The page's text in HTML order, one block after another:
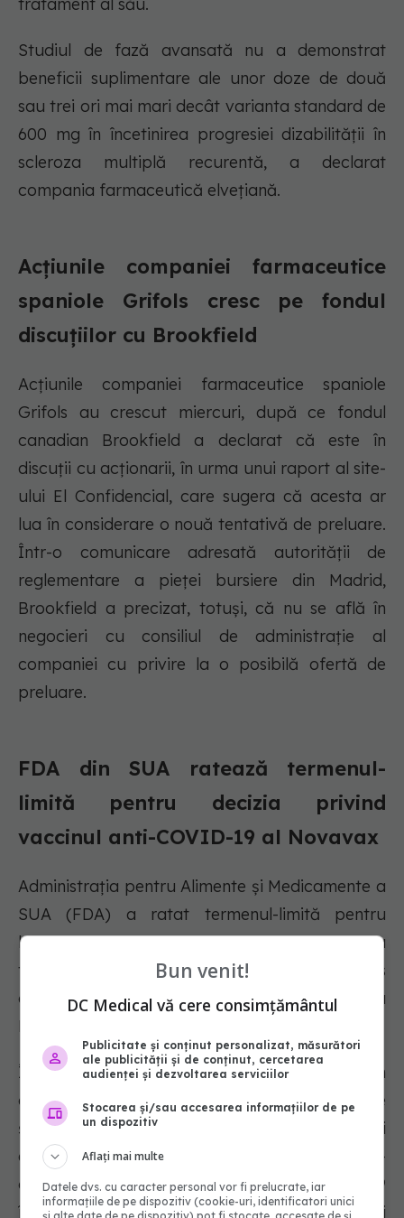
Studiul de fază avansată nu a demonstrat
beneficii suplimentare ale unor doze de două
sau trei ori mai mari decât varianta standard de
600 mg în încetinirea progresiei dizabilității în
scleroza multiplă recurentă, a declarat
compania farmaceutică elvețiană.
Acțiunile companiei farmaceutice
spaniole Grifols cresc pe fondul
discuțiilor cu Brookfield
Acțiunile companiei farmaceutice spaniole
Grifols au crescut miercuri, după ce fondul
canadian Brookfield a declarat că este în
discuții cu acționarii, în urma unui raport al site-
ului El Confidencial, care sugera că acesta ar
lua în considerare o nouă tentativă de preluare.
Într-o comunicare adresată autorității de
reglementare a pieței bursiere din Madrid,
Brookfield a precizat, totuși, că nu se află în
negocieri cu consiliul de administrație al
companiei cu privire la o posibilă ofertă de
preluare.
FDA din SUA ratează termenul-
limită pentru decizia privind
vaccinul anti-COVID-19 al Novavax
Administrația pentru Alimente și Medicamente a
SUA (FDA) a ratat termenul-limită pentru
luarea unei decizii privind aprobarea
tradițională a vaccinului anti-COVID-19 produs
de Novavax, a declarat compania pentru
Întârzierea survine pe fondul plecării din
agenție a lui Peter Marks, principalul om de
știință pentru vaccinuri al FDA, care va deveni
efectivă pe 5 aprilie. Marks, care a jucat un rol-
cheie în dezvoltarea vaccinurilor anti-COVID-19
în timpul primului mandat al președintelui
Bun venit!
DC Medical vă cere consimțământul
Publicitate și conținut personalizat, măsurători
ale publicității și de conținut, cercetarea
audienței și dezvoltarea serviciilor
Stocarea și/sau accesarea informațiilor de pe
un dispozitiv
Aflați mai multe
Datele dvs. cu caracter personal vor fi prelucrate, iar
informațiile de pe dispozitiv (cookie-uri, identificatori unici